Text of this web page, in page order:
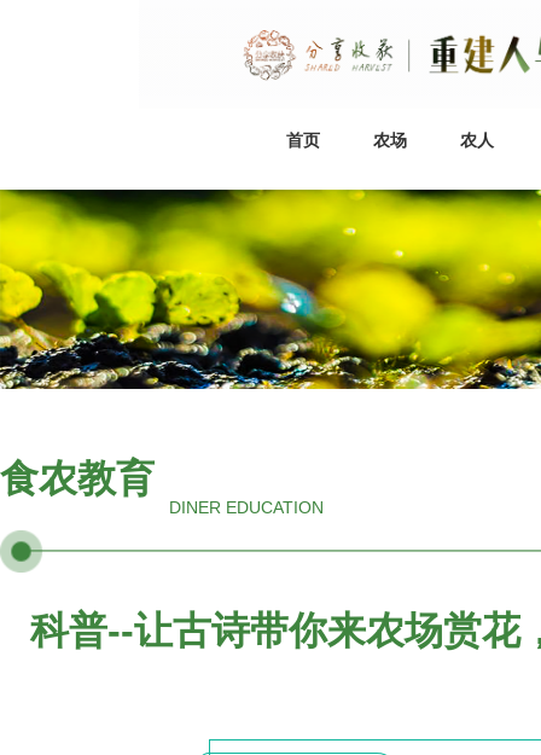
首页 农场 农人
食农教育
DINER EDUCATION
科普--让古诗带你来农场赏花